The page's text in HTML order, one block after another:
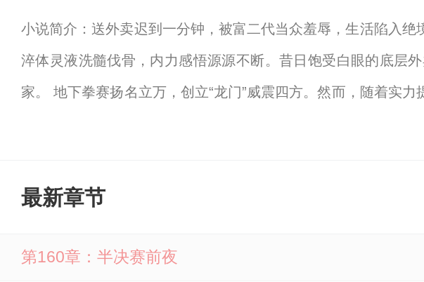
小说简介：送外卖迟到一分钟，被富二代当众羞辱，生活陷入
淬体灵液洗髓伐骨，内力感悟源源不断。昔日饱受白眼的底层
家。 地下拳赛扬名立万，创立“龙门”威震四方。然而，随着实
存亡的惊天阴谋……迟到一分钟，武道开龙门全文免费阅读由笔
最新章节
第160章：半决赛前夜